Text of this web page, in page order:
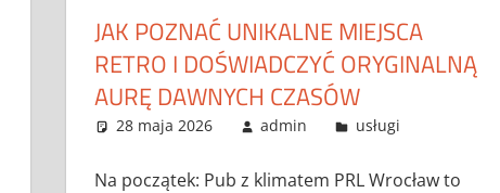
JAK POZNAĆ UNIKALNE MIEJSCA
RETRO I DOŚWIADCZYĆ ORYGINALNĄ
AURĘ DAWNYCH CZASÓW
28 maja 2026 admin usługi
Na początek: Pub z klimatem PRL Wrocław to